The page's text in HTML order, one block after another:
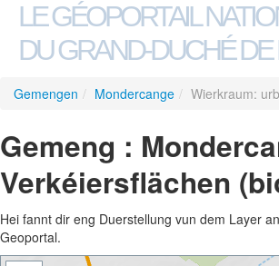
LE GÉOPORTAIL
DU GRAND-DUCHÉ
Gemengen / Mondercange / Wierkraum:
Gemeng :
Verkéiersflächen
Hei fannt dir eng Duerstellung vun dem Layer
Geoportal.